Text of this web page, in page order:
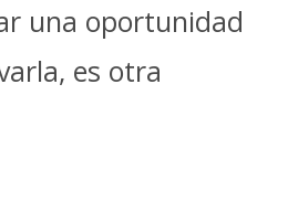
una oportunidad
es otra